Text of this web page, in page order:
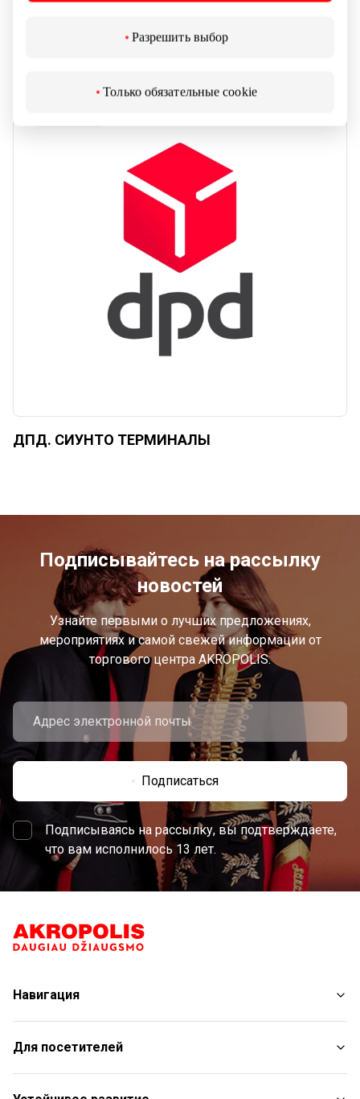
Разрешить выбор
Только обязательные cookie
ДПД. СИУНТО ТЕРМИНАЛЫ
Подписывайтесь на рассылку
новостей
Узнайте первыми о лучших предложениях,
мероприятиях и самой свежей информации от
торгового центра AKROPOLIS.
Подписаться
Подписываясь на рассылку, вы подтверждаете,
что вам исполнилось 13 лет.
Навигация
Магазины
Услуги
Рестораны
Для посетителей
План торгового центра